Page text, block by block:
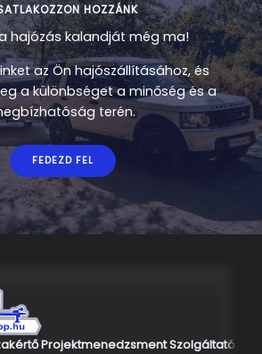
HOZZÁNK
hajózás kalandját még ma!
az Ön hajószállításához, és
a különbséget a minőség és a
terén.
FEDEZD FEL
Projektmenedzsment Szolgáltató